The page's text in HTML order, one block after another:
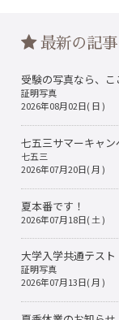
最新の記事
受験の写真なら、こ
証明写真
2026年08月02日( 日 )
七五三サマーキャ
七五三
2026年07月20日( 月 )
夏本番です！
2026年07月18日( 土 )
大学入学共通テスト
証明写真
2026年07月13日( 月 )